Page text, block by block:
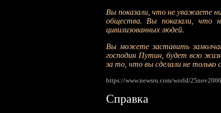
Вы показали, что не уважаете
общества. Вы показали, что
цивилизованных людей.
Вы можете заставить
господин Путин, будет всю
за то, что вы сделали не только
https://www.newsru.com/world/
Справка